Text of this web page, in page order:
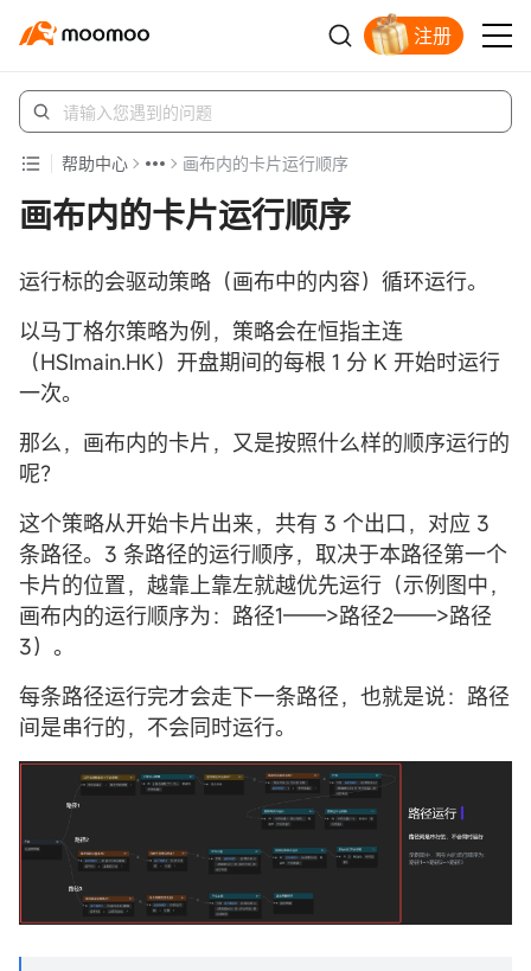
注册
帮助中心 画布内的卡片运行顺序
画布内的卡片运行顺序
运行标的会驱动策略（画布中的内容）循环运行。
以马丁格尔策略为例，策略会在恒指主连
（HSImain.HK）开盘期间的每根 1 分 K 开始时运行
一次。
那么，画布内的卡片，又是按照什么样的顺序运行的
呢？
这个策略从开始卡片出来，共有 3 个出口，对应 3
条路径。3 条路径的运行顺序，取决于本路径第一个
卡片的位置，越靠上靠左就越优先运行（示例图中，
画布内的运行顺序为：路径1——>路径2——>路径
3）。
每条路径运行完才会走下一条路径，也就是说：路径
间是串行的，不会同时运行。